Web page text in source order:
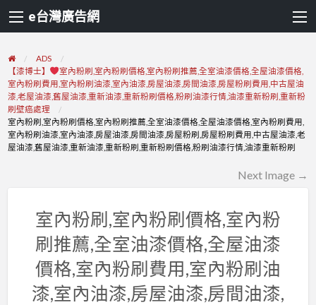
e台灣廣告網
ADS
【漆博士】
室內粉刷,室內粉刷價格,室內粉刷推薦,全室油漆價格,全屋油漆價格,
室內粉刷費用,室內粉刷油漆,室內油漆,房屋油漆,房間油漆,房屋粉刷費用,中古屋油
漆,老屋油漆,舊屋油漆,重新油漆,重新粉刷價格,粉刷油漆行情,油漆重新粉刷,重新粉
刷壁癌處理
室內粉刷,室內粉刷價格,室內粉刷推薦,全室油漆價格,全屋油漆價格,室內粉刷費用,
室內粉刷油漆,室內油漆,房屋油漆,房間油漆,房屋粉刷,房屋粉刷費用,中古屋油漆,老
屋油漆,舊屋油漆,重新油漆,重新粉刷,重新粉刷價格,粉刷油漆行情,油漆重新粉刷
Next Image →
室內粉刷,室內粉刷價格,室內粉
刷推薦,全室油漆價格,全屋油漆
價格,室內粉刷費用,室內粉刷油
漆,室內油漆,房屋油漆,房間油漆,